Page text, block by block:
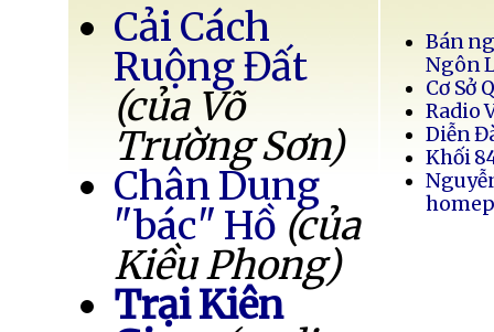
Cải Cách
Ruộng Đất
(của Võ
Trường Sơn)
Chân Dung
"bác" Hồ (của
Kiều Phong)
Trại Kiên
Bán
Ngôn
Cơ Sở
Radio
Diễn
Khối